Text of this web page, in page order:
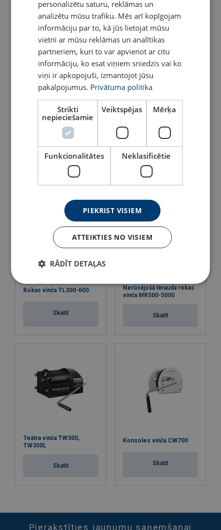
vinča WW250-1500 MR3000-5000
Skatīt
Rokas vinča TL300-600
Skatīt
Nerūsējošā tērauda rokas
vinča MR500-5000
Skatīt
Teātra vinča TW300,
TW300L
Skatīt
Konsoles vinča CW700
Skatīt
Pierakstīties jaunumu saņemšanai
personalizētu saturu, reklāmas un
analizētu mūsu trafiku. Mēs arī kopīgojam
informāciju par to, kā jūs lietojat mūsu
vietni ar mūsu reklāmas un analītikas
partneriem, kuri to var apvienot ar citu
informāciju, ko esat viņiem sniedzis vai ko
viņi ir apkopojuši, izmantojot jūsu
pakalpojumus. Privātuma politika
Strikti
nepieciešamie
Veiktspējas Mērķa
Funkcionalitātes Neklasificētie
PIEKRIST VISIEM
ATTEIKTIES NO VISIEM
RĀDĪT DETAĻAS